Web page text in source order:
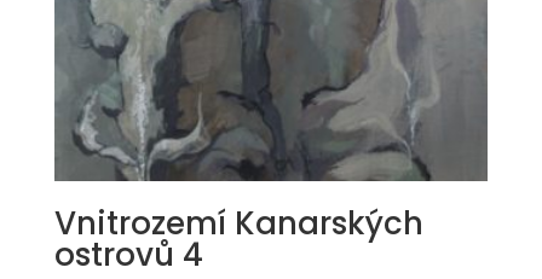
Vnitrozemí Kanarských
ostrovů 4